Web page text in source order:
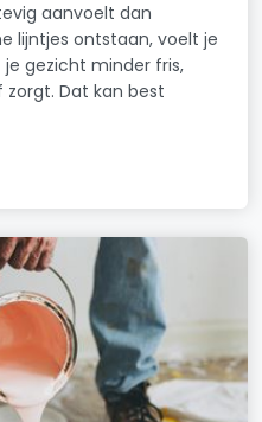
aanvoelt dan
lijntjes ontstaan, voelt je
gezicht minder fris,
zorgt. Dat kan best